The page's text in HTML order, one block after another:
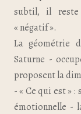
subtil, il reste
« négatif ».
La géométrie
Saturne -
proposent la
- « Ce qui est »
émotionnelle -